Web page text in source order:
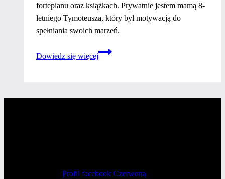
fortepianu oraz książkach. Prywatnie jestem mamą 8-
letniego Tymoteusza, który był motywacją do
spełniania swoich marzeń.
Dowiedz się więcej
Joanna
Profil facebook Czerwona